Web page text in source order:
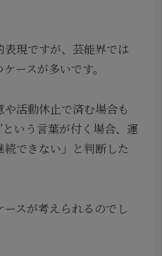
現ですが、芸能界では
ースが多いです。
活動休止で済む場合も
いう言葉が付く場合、運
できない」と判断した
スが考えられるのでし